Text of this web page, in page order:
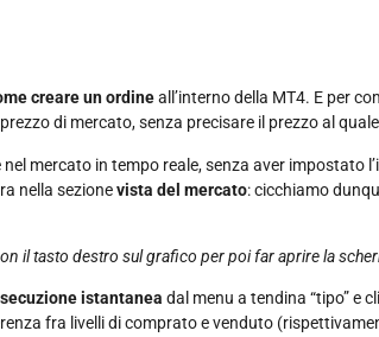
creare un ordineall’interno della MT4. E per
di mercato, senza precisare il prezzo al
mercato in tempo reale, senza aver impostato
nella sezionevista del mercato: cicchiamo
il tasto destro sul grafico per poi far aprire la
istantanea dal menu a tendina “tipo” e
fra livelli di comprato e venduto